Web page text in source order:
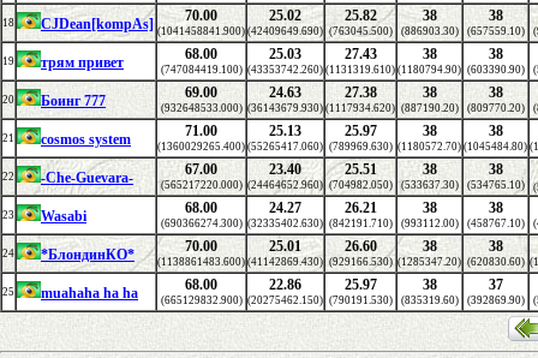
18 CJDean[kompAs] 70.00
(1041458841.900)
25.02
(42409649.690)
25.82
(763045.500)
38
(886903.30)
38
(657559.10)
19 трям привет 68.00
(747084419.100)
25.03
(43353742.260)
27.43
(1131319.610)
38
(1180794.90)
38
(603390.90)
20 Боинг 777 69.00
(932648533.000)
24.63
(36143679.930)
27.38
(1117934.620)
38
(887190.20)
38
(809770.20)
21 cosmos system 71.00
(1360029265.400)
25.13
(55265417.060)
25.97
(789969.630)
38
(1180572.70)
38
(1045484.80)
22 -Che-Guevara- 67.00
(565217220.000)
23.40
(24464652.960)
25.51
(704982.050)
38
(533637.30)
38
(534765.10)
23 Wasabi 68.00
(690366274.300)
24.27
(32335402.630)
26.21
(842191.710)
38
(993112.00)
38
(458767.10)
24 *БлондинКО* 70.00
(1138861483.600)
25.01
(41142869.430)
26.60
(929166.530)
38
(1285347.20)
38
(620830.60)
25 muahaha ha ha 68.00
(665129832.900)
22.86
(20275462.150)
25.97
(790191.530)
38
(835319.60)
37
(392869.90)